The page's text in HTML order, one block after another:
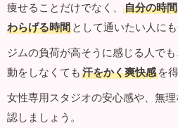
痩せることだけでなく、
自分の時
わらげる時間 として通いたい人にも
ジムの負荷が高そうに感じる人で
動をしなくても 汗をかく爽快感 を
女性専用スタジオの安心感や、無
認しましょう。